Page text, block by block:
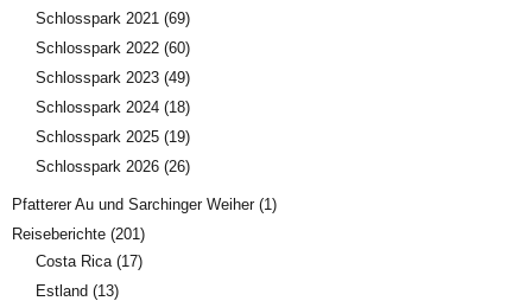
Schlosspark 2021 (69)
Schlosspark 2022 (60)
Schlosspark 2023 (49)
Schlosspark 2024 (18)
Schlosspark 2025 (19)
Schlosspark 2026 (26)
Pfatterer Au und Sarchinger Weiher(1)
Reiseberichte (201)
Costa Rica (17)
Estland (13)